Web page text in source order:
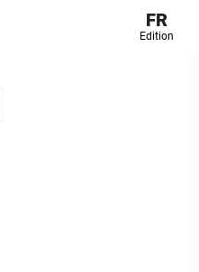
FR
Edition